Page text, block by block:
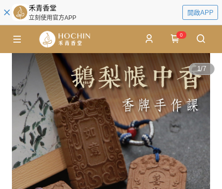
禾青香堂
立刻使用官方APP
開啟APP
0
1/7